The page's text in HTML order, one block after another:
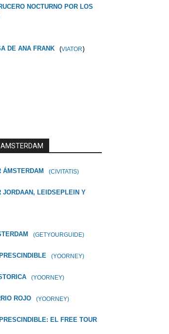
NOCTURNO POR LOS
DE ANA FRANK (VIATOR)
AMSTERDAM
ÁMSTERDAM (CIVITATIS)
JORDAAN, LEIDSEPLEIN Y
(GETYOURGUIDE)
(YOORNEY)
(YOORNEY)
ROJO (YOORNEY)
EL FREE TOUR